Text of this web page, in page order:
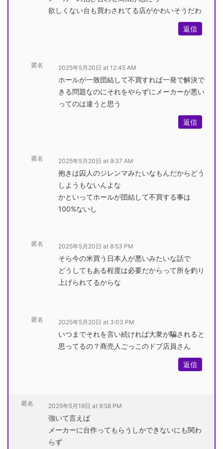
欲しくない台も買わされてる店がかわいそうだわ
返信
匿名 2025年5月20日 at 12:45 AM
ホールが一致団結して不買すれば一発で解決で
きる問題なのにそれをやらずにメーカーが悪い
ってのは違うと思う
返信
匿名 2025年5月20日 at 9:37 AM
抱きは囚人のジレンマみたいなもんだからどう
しようもないんよな
かといってホールが団結して不買する事は
100%ないし
匿名 2025年5月20日 at 8:53 PM
そら今の米買う日本人が悪いみたいな話で
どうしてもある程度は必要だからって所を釣り
上げられてるからな
匿名 2025年5月20日 at 3:03 PM
いつまでそれを言い続ければ大衆が騙されると
思ってるの？商売人ごっこのドブ店員さん
返信
匿名 2025年5月19日 at 9:58 PM
強いて言えば
メーカーに台作ってもらうしかできないにも関わ
らず